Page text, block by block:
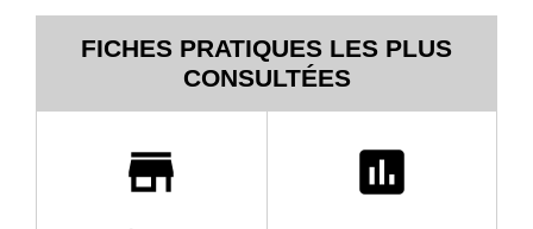
FICHES PRATIQUES LES PLUS
CONSULTÉES
store assessment